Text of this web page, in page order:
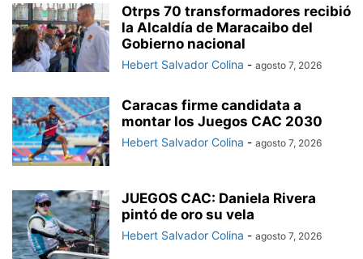
Otrps 70 transformadores recibió
la Alcaldía de Maracaibo del
Gobierno nacional
Hebert Salvador Colina - agosto 7, 2026
Caracas firme candidata a
montar los Juegos CAC 2030
Hebert Salvador Colina - agosto 7, 2026
JUEGOS CAC: Daniela Rivera
pintó de oro su vela
Hebert Salvador Colina - agosto 7, 2026